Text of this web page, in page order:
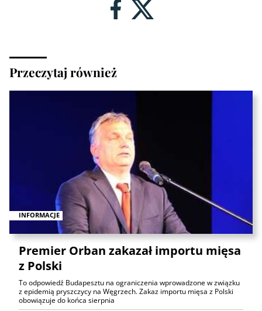
Przeczytaj również
INFORMACJE
Premier Orban zakazał importu mięsa
z Polski
To odpowiedź Budapesztu na ograniczenia wprowadzone w związku
z epidemią pryszczycy na Węgrzech. Zakaz importu mięsa z Polski
obowiązuje do końca sierpnia